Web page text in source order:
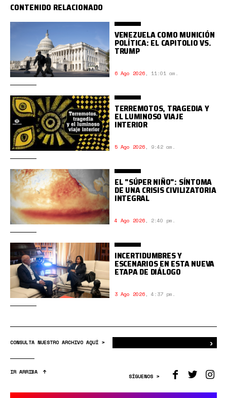
CONTENIDO RELACIONADO
VENEZUELA COMO MUNICIÓN
POLÍTICA: EL CAPITOLIO VS.
TRUMP
6 Ago 2026, 11:01 am.
TERREMOTOS, TRAGEDIA Y
EL LUMINOSO VIAJE
INTERIOR
5 Ago 2026, 9:42 am.
EL "SÚPER NIÑO": SÍNTOMA
DE UNA CRISIS CIVILIZATORIA
INTEGRAL
4 Ago 2026, 2:40 pm.
INCERTIDUMBRES Y
ESCENARIOS EN ESTA NUEVA
ETAPA DE DIÁLOGO
3 Ago 2026, 4:37 pm.
CONSULTA NUESTRO ARCHIVO AQUÍ > ›
IR ARRIBA
SÍGUENOS >